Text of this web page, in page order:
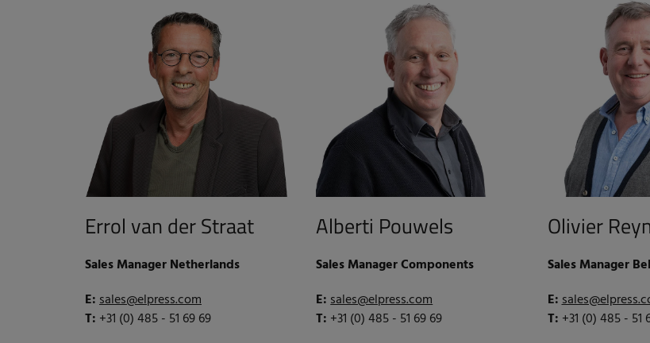
Errol van der Straat
Sales Manager Netherlands
E:sales@elpress.com
T: +31 (0) 485 - 51 69 69
Alberti Pouwels
Sales Manager Components
E:sales@elpress.com
T: +31 (0) 485 - 51 69 69
Olivier
Sales Manager
E:
T: +31 (0) 485 - 51